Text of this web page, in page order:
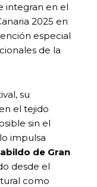
integran en el
2025 en
especial
de la
su
el tejido
sin el
impulsa
de Gran
desde el
como